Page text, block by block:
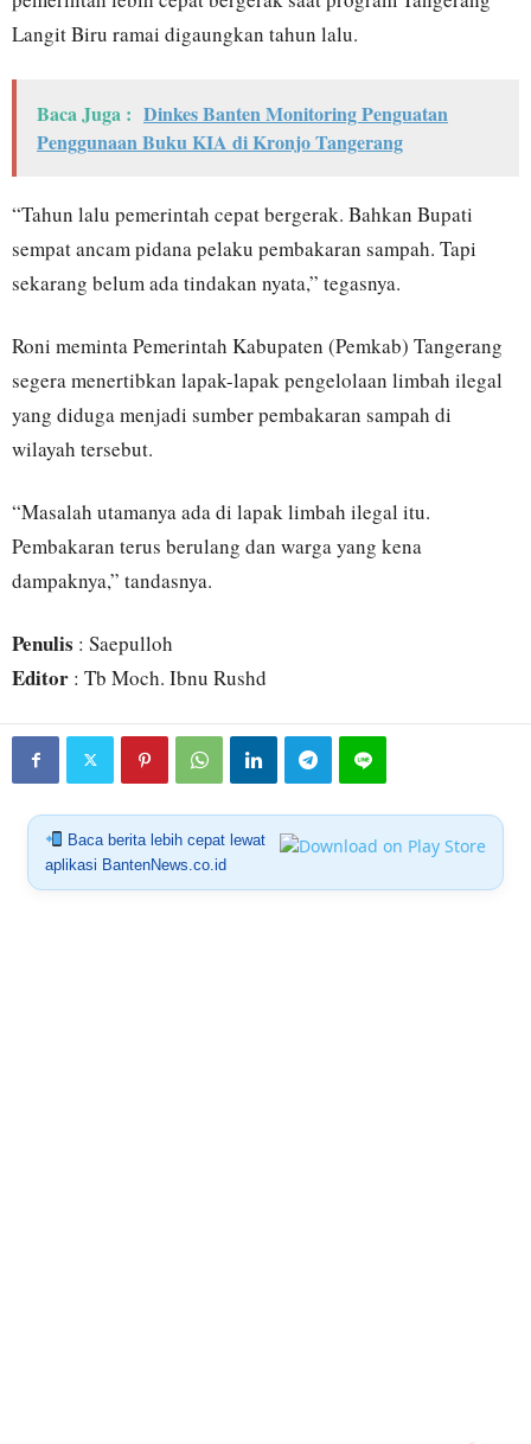
Langit Biru ramai digaungkan tahun lalu.
Baca Juga : Dinkes Banten Monitoring Penguatan
Penggunaan Buku KIA di Kronjo Tangerang
“Tahun lalu pemerintah cepat bergerak. Bahkan Bupati
sempat ancam pidana pelaku pembakaran sampah. Tapi
sekarang belum ada tindakan nyata,” tegasnya.
Roni meminta Pemerintah Kabupaten (Pemkab) Tangerang
segera menertibkan lapak-lapak pengelolaan limbah ilegal
yang diduga menjadi sumber pembakaran sampah di
wilayah tersebut.
“Masalah utamanya ada di lapak limbah ilegal itu.
Pembakaran terus berulang dan warga yang kena
dampaknya,” tandasnya.
Penulis : Saepulloh
Editor : Tb Moch. Ibnu Rushd
Baca berita lebih cepat lewat
aplikasi BantenNews.co.id